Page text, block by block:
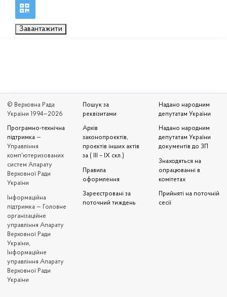
Завантажити
© Верховна Рада
України 1994—2026
Програмно-технічна
підтримка —
Управління
комп'ютеризованих
систем Апарату
Верховної Ради
України
Iнформаційна
підтримка — Головне
організаційне
управління Апарату
Верховної Ради
України,
Інформаційне
управління Апарату
Верховної Ради
України
Пошук за
реквізитами
Архів
законопроєктів,
проєктів інших актів
за ( III – IX скл.)
Правила
оформлення
Зареєстровані за
поточний тиждень
Надано народним
депутатам України
Надано народним
депутатам України
документів до ЗП
Знаходяться на
опрацюванні в
комітетах
Прийняті на поточній
сесії